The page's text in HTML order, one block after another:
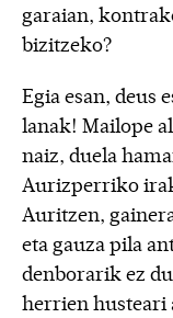
garaian,
bizitzeko?
Egia esan, deus
lanak! Mailope
naiz, duela
Aurizperriko
Auritzen,
eta gauza pila
denborarik ez
herrien husteari